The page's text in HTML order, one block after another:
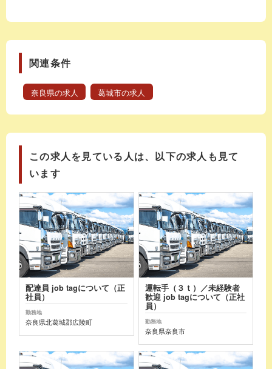
関連条件
奈良県の求人 葛城市の求人
この求人を見ている人は、以下の求人も見て
います
配達員 job tagについて（正
社員）
勤務地
奈良県北葛城郡広陵町
運転手（３ｔ）／未経験者
歓迎 job tagについて（正社
員）
勤務地
奈良県奈良市